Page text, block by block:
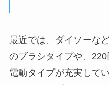
最近では、ダイソーな
のブラシタイプや、
電動タイプが充実して